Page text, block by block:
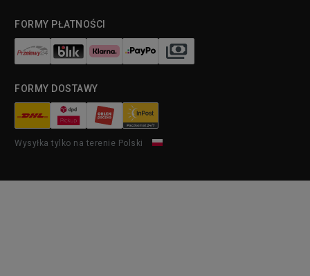
FORMY PŁATNOŚCI
FORMY DOSTAWY
Wysyłka tylko na terenie Polski